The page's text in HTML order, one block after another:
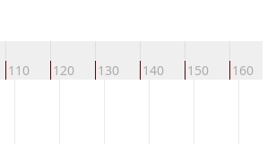
110 120 130 140 150 160